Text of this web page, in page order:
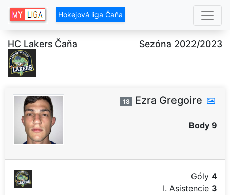
Hokejová liga Čaňa
HC Lakers Čaňa Sezóna 2022/2023
18 Ezra Gregoire
Body 9
Góly 4
I. Asistencie 3